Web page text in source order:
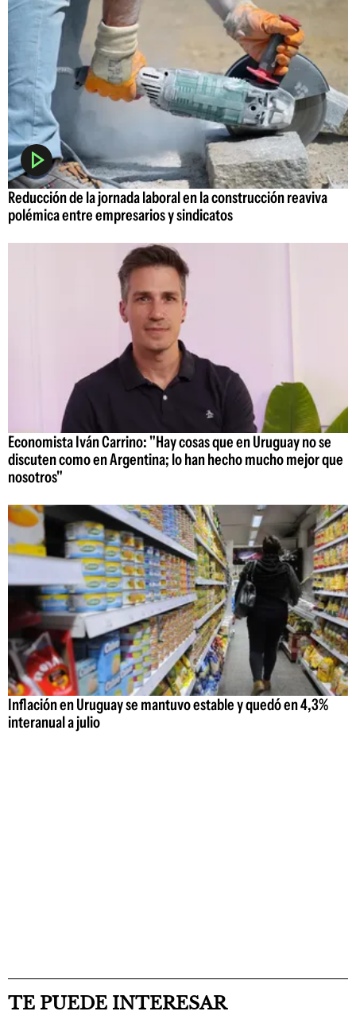
Reducción de la jornada laboral en la construcción reaviva
polémica entre empresarios y sindicatos
Economista Iván Carrino: "Hay cosas que en Uruguay no se
discuten como en Argentina; lo han hecho mucho mejor que
nosotros"
Inflación en Uruguay se mantuvo estable y quedó en 4,3%
interanual a julio
TE PUEDE INTERESAR